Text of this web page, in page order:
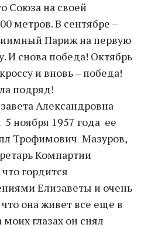
Союза на своей
метров. В сентябре –
Париж на первую
И снова победа! Октябрь
и вновь – победа!
подряд!
Александровна
ноября 1957 года ее
Трофимович Мазуров,
Компартии
гордится
Елизаветы и очень
она живет все еще в
глазах он снял